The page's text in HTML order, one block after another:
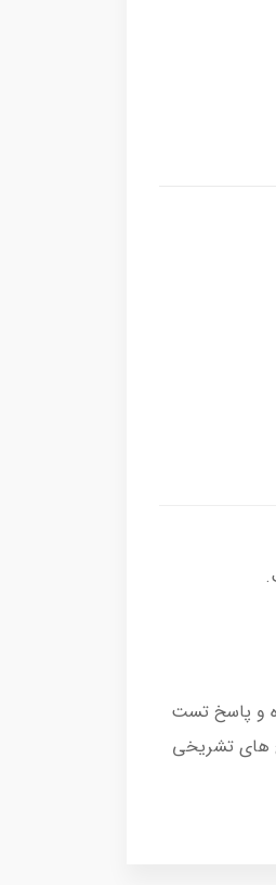
و پاسخ تست
های تشریخی